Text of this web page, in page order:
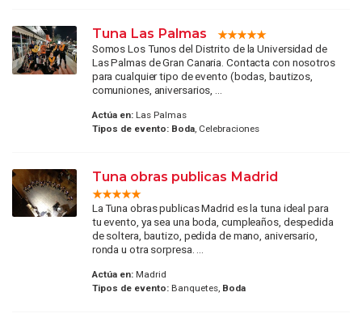
Tuna Las Palmas
Somos Los Tunos del Distrito de la Universidad de
Las Palmas de Gran Canaria. Contacta con nosotros
para cualquier tipo de evento (bodas, bautizos,
comuniones, aniversarios, ...
Actúa en:Las Palmas
Tipos de evento: Boda, Celebraciones
Tuna obras publicas Madrid
La Tuna obras publicas Madrid es la tuna ideal para
tu evento, ya sea una boda, cumpleaños, despedida
de soltera, bautizo, pedida de mano, aniversario,
ronda u otra sorpresa. ...
Actúa en:Madrid
Tipos de evento:Banquetes, Boda